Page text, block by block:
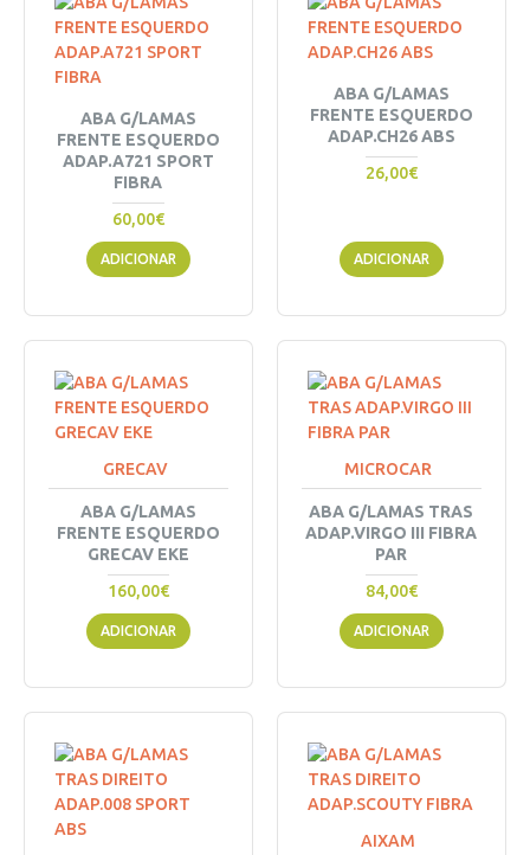
ABA G/LAMAS
FRENTE ESQUERDO
ADAP.A721 SPORT
FIBRA
60,00€
ADICIONAR
ABA G/LAMAS
FRENTE ESQUERDO
ADAP.CH26 ABS
26,00€
ADICIONAR
GRECAV
ABA G/LAMAS
FRENTE ESQUERDO
GRECAV EKE
160,00€
ADICIONAR
MICROCAR
ABA G/LAMAS TRAS
ADAP.VIRGO III FIBRA
PAR
84,00€
ADICIONAR
AIXAM